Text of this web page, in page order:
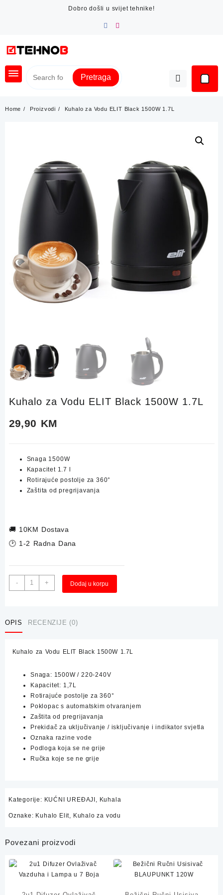
Dobro došli u svijet tehnike!
Pretraga
Home Proizvodi Kuhalo za Vodu ELIT Black 1500W 1.7L
Kuhalo za Vodu ELIT Black 1500W 1.7L
29,90 KM
Snaga 1500W
Kapacitet 1.7 l
Rotirajuće postolje za 360°
Zaštita od pregrijavanja
🚚 10KM Dostava
🕑 1-2 Radna Dana
-
Kuhalo
za
Black
količina
+ Dodaj u korpu
OPIS RECENZIJE (0)
Kuhalo za Vodu ELIT Black 1500W 1.7L
Snaga: 1500W / 220-240V
Kapacitet: 1,7L
Rotirajuće postolje za 360°
Poklopac s automatskim otvaranjem
Zaštita od pregrijavanja
Prekidač za uključivanje / isključivanje i indikator svjetla
Oznaka razine vode
Podloga koja se ne grije
Ručka koje se ne grije
Kategorije: KUĆNI UREĐAJI , Kuhala
Oznake: Kuhalo Elit, Kuhalo za vodu
Povezani proizvodi